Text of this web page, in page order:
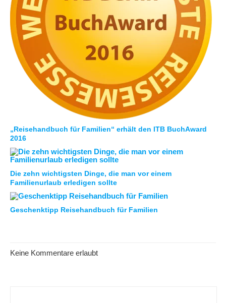
„Reisehandbuch für Familien“ erhält den ITB BuchAward
2016
Die zehn wichtigsten Dinge, die man vor einem
Familienurlaub erledigen sollte
Geschenktipp Reisehandbuch für Familien
Keine Kommentare erlaubt